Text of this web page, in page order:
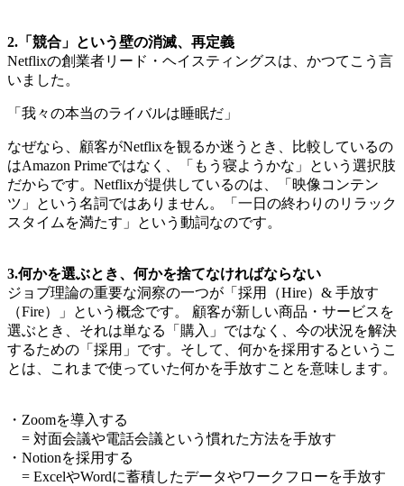
2.「競合」という壁の消滅、再定義
Netflixの創業者リード・ヘイスティングスは、かつてこう言
いました。
「我々の本当のライバルは睡眠だ」
なぜなら、顧客がNetflixを観るか迷うとき、比較しているの
はAmazon Primeではなく、「もう寝ようかな」という選択肢
だからです。Netflixが提供しているのは、「映像コンテン
ツ」という名詞ではありません。「一日の終わりのリラック
スタイムを満たす」という動詞なのです。
3.何かを選ぶとき、何かを捨てなければならない
ジョブ理論の重要な洞察の一つが「採用（Hire）& 手放す
（Fire）」という概念です。 顧客が新しい商品・サービスを
選ぶとき、それは単なる「購入」ではなく、今の状況を解決
するための「採用」です。そして、何かを採用するというこ
とは、これまで使っていた何かを手放すことを意味します。
・Zoomを導入する
= 対面会議や電話会議という慣れた方法を手放す
・Notionを採用する
= ExcelやWordに蓄積したデータやワークフローを手放す